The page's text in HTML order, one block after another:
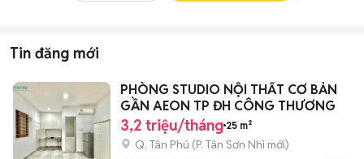
Tin đăng mới
PHÒNG STUDIO NỘI THẤT CƠ BẢN
GẦN AEON TP ĐH CÔNG THƯƠNG
3,2 triệu/tháng 25 m²
Q. Tân Phú (P. Tân Sơn Nhì mới)